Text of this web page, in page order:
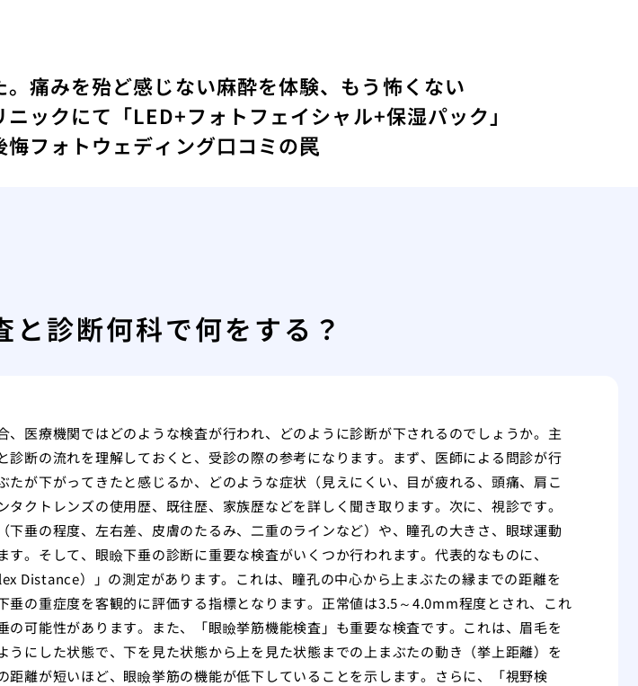
痛みを殆ど感じない麻酔を体験、もう怖くない
ックにて「LED+フォトフェイシャル+保湿パック」
フォトウェディング口コミの罠
と診断何科で何をする？
、医療機関ではどのような検査が行われ、どのように診断が下されるのでしょうか。主
診断の流れを理解しておくと、受診の際の参考になります。まず、医師による問診が行
たが下がってきたと感じるか、どのような症状（見えにくい、目が疲れる、頭痛、肩こ
タクトレンズの使用歴、既往歴、家族歴などを詳しく聞き取ります。次に、視診です。
下垂の程度、左右差、皮膚のたるみ、二重のラインなど）や、瞳孔の大きさ、眼球運動
す。そして、眼瞼下垂の診断に重要な検査がいくつか行われます。代表的なものに、
Distance）」の測定があります。これは、瞳孔の中心から上まぶたの縁までの距離を
垂の重症度を客観的に評価する指標となります。正常値は3.5～4.0mm程度とされ、これ
の可能性があります。また、「眼瞼挙筋機能検査」も重要な検査です。これは、眉毛を
うにした状態で、下を見た状態から上を見た状態までの上まぶたの動き（挙上距離）を
距離が短いほど、眼瞼挙筋の機能が低下していることを示します。さらに、「視野検